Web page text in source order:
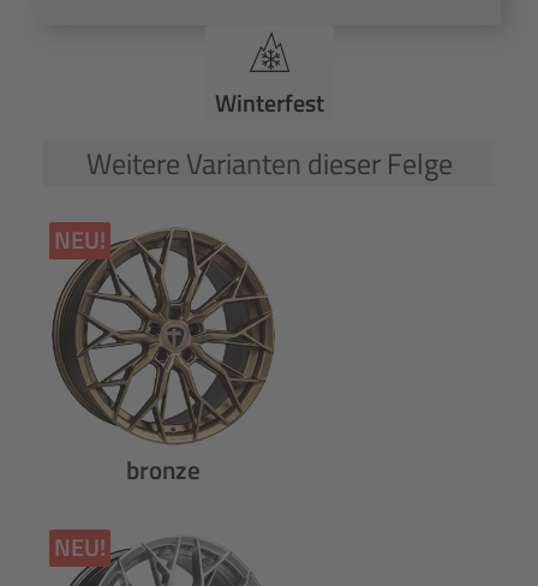
Winterfest
Weitere Varianten dieser Felge
NEU!
bronze
NEU!